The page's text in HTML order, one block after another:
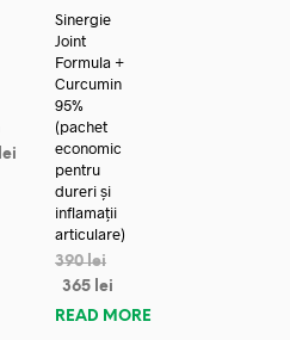
lei
Sinergie
Joint
Formula +
Curcumin
95%
(pachet
economic
pentru
dureri și
inflamații
articulare)
390lei
365 lei
READ MORE